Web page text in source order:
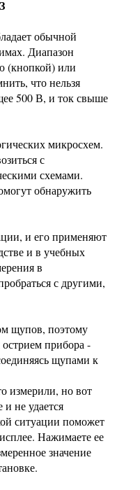
обычной
Диапазон
(кнопкой) или
что нельзя
500 В, и ток свыше
микросхем.
с
схемами.
обнаружить
и его применяют
и в учебных
в
с другими,
щупов, поэтому
острием прибора -
щупами к
измерили, но вот
не удается
ситуации поможет
Нажимаете ее
значение